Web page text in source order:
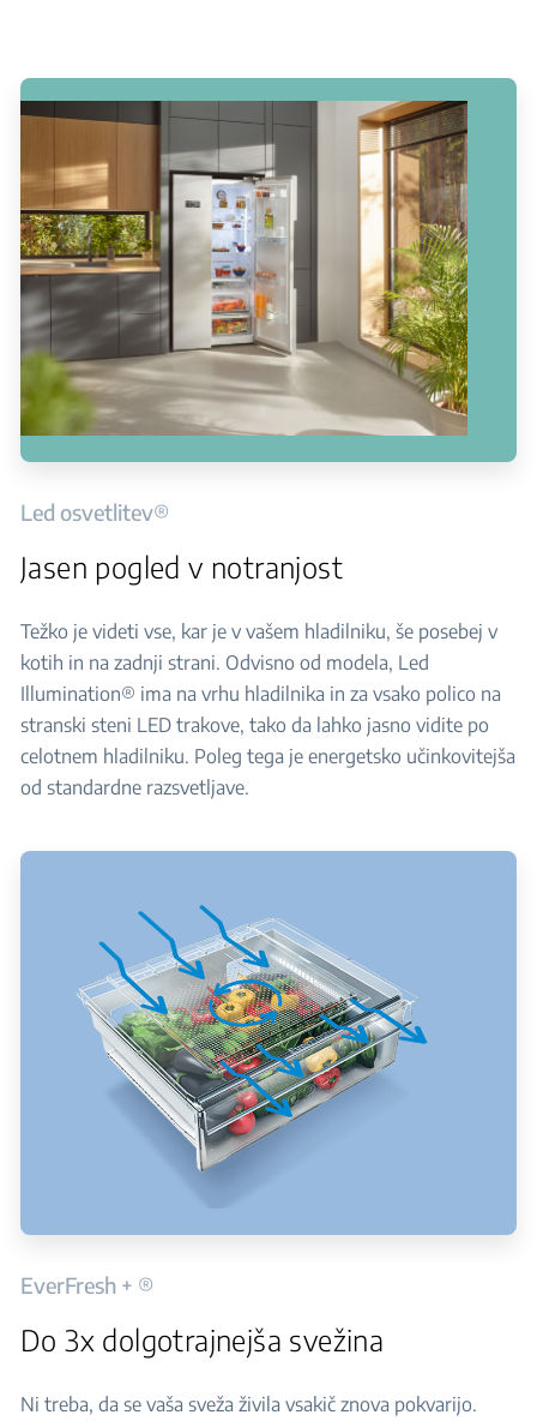
Led osvetlitev®
Jasen pogled v notranjost
Težko je videti vse, kar je v vašem hladilniku, še posebej v
kotih in na zadnji strani. Odvisno od modela, Led
Illumination® ima na vrhu hladilnika in za vsako polico na
stranski steni LED trakove, tako da lahko jasno vidite po
celotnem hladilniku. Poleg tega je energetsko učinkovitejša
od standardne razsvetljave.
EverFresh + ®
Do 3x dolgotrajnejša svežina
Ni treba, da se vaša sveža živila vsakič znova pokvarijo.